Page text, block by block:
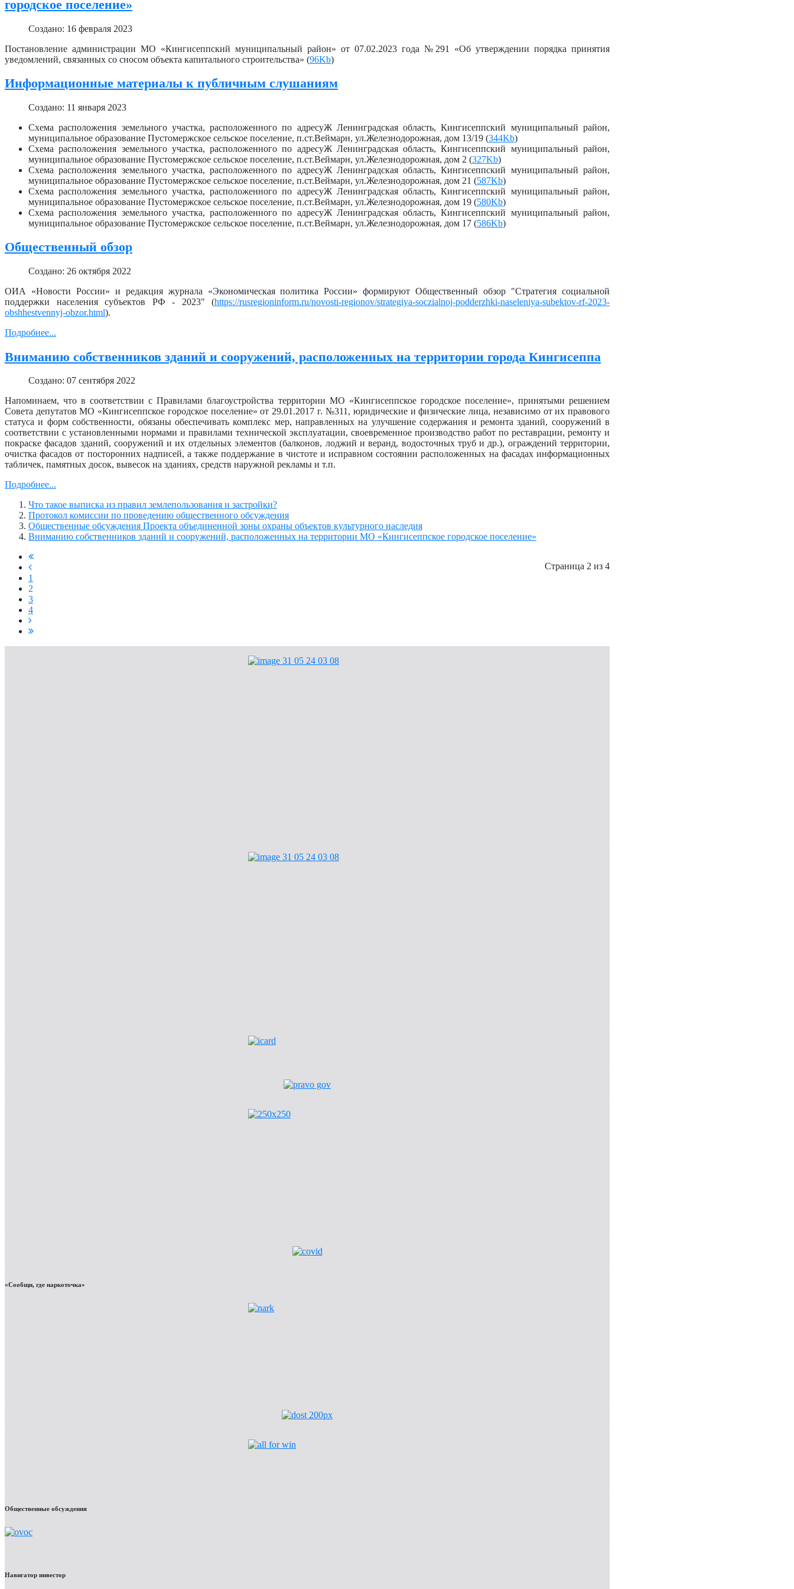
городское поселение»
Создано: 16 февраля 2023
Постановление администрации МО «Кингисеппский муниципальный район» от 07.02.2023 года №291 «Об утверждении порядка принятия
уведомлений, связанных со сносом объекта капитального строительства» (96Kb)
Информационные материалы к публичным слушаниям
Создано: 11 января 2023
Схема расположения земельного участка, расположенного по адресуЖ Ленинградская область, Кингисеппский муниципальный район,
муниципальное образование Пустомержское сельское поселение, п.ст.Веймарн, ул.Железнодорожная, дом 13/19 (344Kb)
Схема расположения земельного участка, расположенного по адресуЖ Ленинградская область, Кингисеппский муниципальный район,
муниципальное образование Пустомержское сельское поселение, п.ст.Веймарн, ул.Железнодорожная, дом 2 (327Kb)
Схема расположения земельного участка, расположенного по адресуЖ Ленинградская область, Кингисеппский муниципальный район,
муниципальное образование Пустомержское сельское поселение, п.ст.Веймарн, ул.Железнодорожная, дом 21 (587Kb)
Схема расположения земельного участка, расположенного по адресуЖ Ленинградская область, Кингисеппский муниципальный район,
муниципальное образование Пустомержское сельское поселение, п.ст.Веймарн, ул.Железнодорожная, дом 19 (580Kb)
Схема расположения земельного участка, расположенного по адресуЖ Ленинградская область, Кингисеппский муниципальный район,
муниципальное образование Пустомержское сельское поселение, п.ст.Веймарн, ул.Железнодорожная, дом 17 (586Kb)
Общественный обзор
Создано: 26 октября 2022
ОИА «Новости России» и редакция журнала «Экономическая политика России» формируют Общественный обзор "Стратегия социальной
поддержки населения субъектов РФ - 2023" (https://rusregioninform.ru/novosti-regionov/strategiya-soczialnoj-podderzhki-naseleniya-subektov-rf-2023-
obshhestvennyj-obzor.html).
Подробнее...
Вниманию собственников зданий и сооружений, расположенных на территории города Кингисеппа
Создано: 07 сентября 2022
Напоминаем, что в соответствии с Правилами благоустройства территории МО «Кингисеппское городское поселение», принятыми решением
Совета депутатов МО «Кингисеппское городское поселение» от 29.01.2017 г. №311, юридические и физические лица, независимо от их правового
статуса и форм собственности, обязаны обеспечивать комплекс мер, направленных на улучшение содержания и ремонта зданий, сооружений в
соответствии с установленными нормами и правилами технической эксплуатации, своевременное производство работ по реставрации, ремонту и
покраске фасадов зданий, сооружений и их отдельных элементов (балконов, лоджий и веранд, водосточных труб и др.), ограждений территории,
очистка фасадов от посторонних надписей, а также поддержание в чистоте и исправном состоянии расположенных на фасадах информационных
табличек, памятных досок, вывесок на зданиях, средств наружной рекламы и т.п.
Подробнее...
Что такое выписка из правил землепользования и застройки?
Протокол комиссии по проведению общественного обсуждения
Общественные обсуждения Проекта объединенной зоны охраны объектов культурного наследия
Вниманию собственников зданий и сооружений, расположенных на территории МО «Кингисеппское городское поселение»
Страница 2 из 4
1
2
3
4
«Сообщи, где наркоточка»
Общественные обсуждения
Навигатор инвестор